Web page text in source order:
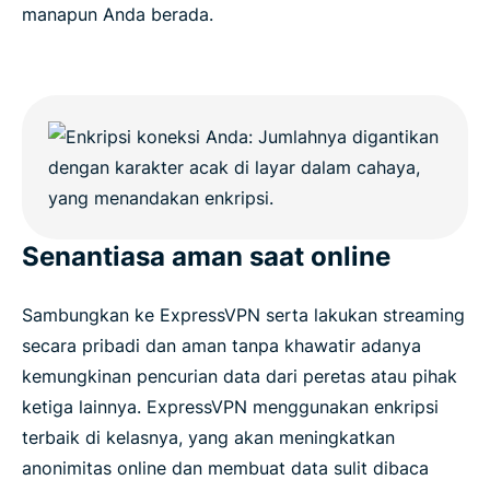
manapun Anda berada.
Senantiasa aman saat online
Sambungkan ke ExpressVPN serta lakukan streaming
secara pribadi dan aman tanpa khawatir adanya
kemungkinan pencurian data dari peretas atau pihak
ketiga lainnya. ExpressVPN menggunakan enkripsi
terbaik di kelasnya, yang akan meningkatkan
anonimitas online dan membuat data sulit dibaca